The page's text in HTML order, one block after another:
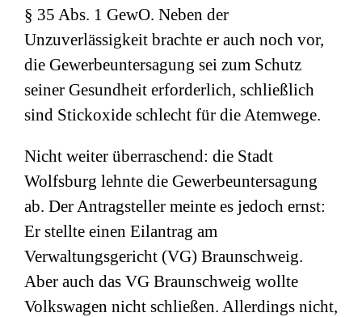
§ 35 Abs. 1 GewO. Neben der
Unzuverlässigkeit brachte er auch noch vor,
die Gewerbeuntersagung sei zum Schutz
seiner Gesundheit erforderlich, schließlich
sind Stickoxide schlecht für die Atemwege.
Nicht weiter überraschend: die Stadt
Wolfsburg lehnte die Gewerbeuntersagung
ab. Der Antragsteller meinte es jedoch ernst:
Er stellte einen Eilantrag am
Verwaltungsgericht (VG) Braunschweig.
Aber auch das VG Braunschweig wollte
Volkswagen nicht schließen. Allerdings nicht,